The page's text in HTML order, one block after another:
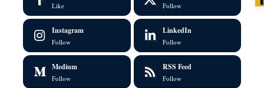
Like Follow
Instagram
Follow
LinkedIn
Follow
Medium
Follow
RSS Feed
Follow